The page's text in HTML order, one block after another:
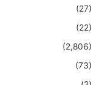
(27)
(22)
(2,806)
(73)